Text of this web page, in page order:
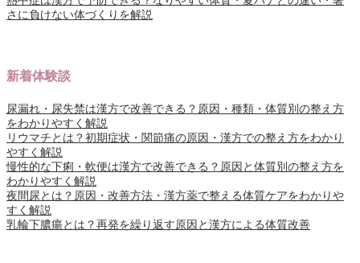
さに負けない体づくりを解説
新着体験談
尿漏れ・尿失禁は漢方で改善できる？原因・種類・体質別の整え方
をわかりやすく解説
リウマチとは？初期症状・関節痛の原因・漢方での整え方をわかり
やすく解説
慢性的な下痢・軟便は漢方で改善できる？原因と体質別の整え方を
わかりやすく解説
夜間尿とは？原因・改善方法・漢方薬で整える体質ケアをわかりや
すく解説
乳輪下膿瘍とは？再発を繰り返す原因と漢方による体質改善